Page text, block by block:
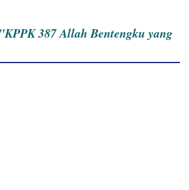
387 Allah Bentengku yang